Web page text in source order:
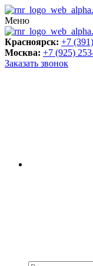
Меню
Красноярск: +7
Москва: +7 (925)
Заказать звонок